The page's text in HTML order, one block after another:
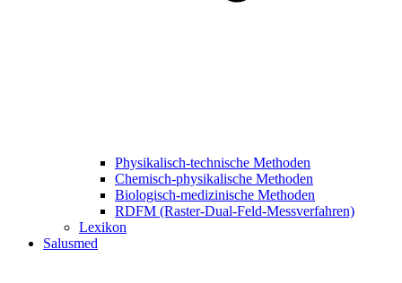
Physikalisch-technische Methoden
Chemisch-physikalische Methoden
Biologisch-medizinische Methoden
RDFM (Raster-Dual-Feld-Messverfahren)
Lexikon
Salusmed